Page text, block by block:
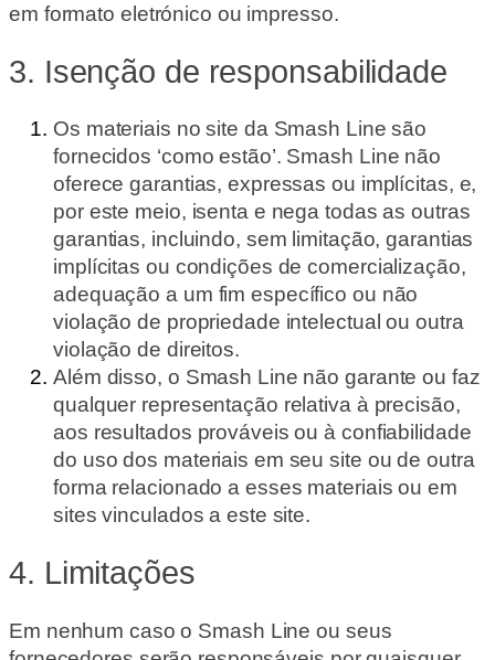
em formato eletrónico ou impresso.
3. Isenção de responsabilidade
Os materiais no site da Smash Line são
fornecidos ‘como estão’. Smash Line não
oferece garantias, expressas ou implícitas, e,
por este meio, isenta e nega todas as outras
garantias, incluindo, sem limitação, garantias
implícitas ou condições de comercialização,
adequação a um fim específico ou não
violação de propriedade intelectual ou outra
violação de direitos.
Além disso, o Smash Line não garante ou faz
qualquer representação relativa à precisão,
aos resultados prováveis ​​ou à confiabilidade
do uso dos materiais em seu site ou de outra
forma relacionado a esses materiais ou em
sites vinculados a este site.
4. Limitações
Em nenhum caso o Smash Line ou seus